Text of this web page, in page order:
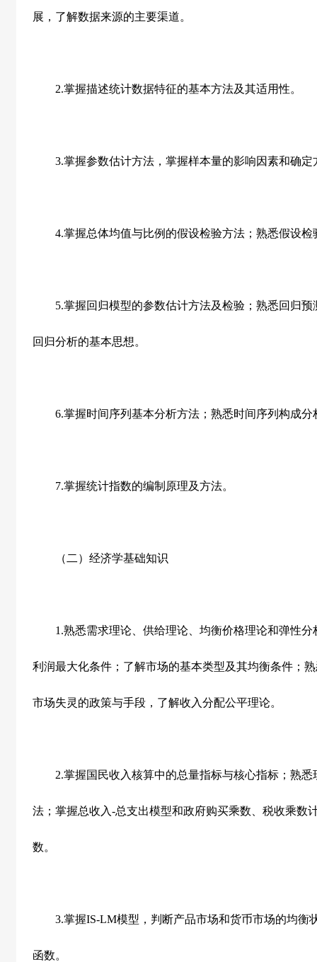
展，了解数据来源的主要渠道。
2.掌握描述统计数据特征的基本方法及其适用性。
3.掌握参数估计方法，掌握样本量的影响因素和确
4.掌握总体均值与比例的假设检验方法；熟悉假设检
5.掌握回归模型的参数估计方法及检验；熟悉回归
回归分析的基本思想。
6.掌握时间序列基本分析方法；熟悉时间序列构成分
7.掌握统计指数的编制原理及方法。
（二）经济学基础知识
1.熟悉需求理论、供给理论、均衡价格理论和弹性
利润最大化条件；了解市场的基本类型及其均衡条件；
市场失灵的政策与手段，了解收入分配公平理论。
2.掌握国民收入核算中的总量指标与核心指标；熟悉
法；掌握总收入-总支出模型和政府购买乘数、税收乘数
数。
3.掌握IS-LM模型，判断产品市场和货币市场的均衡
函数。